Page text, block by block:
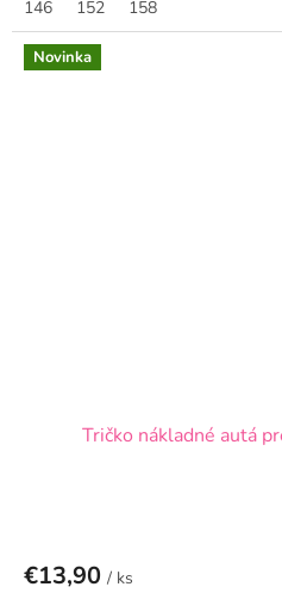
146
152 158
Novinka
Tričko nákladné autá
€13,90 / ks